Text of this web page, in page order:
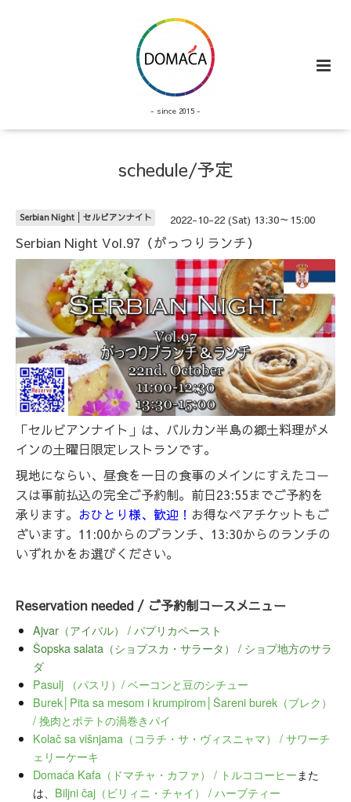
- since 2015 -
schedule/予定
Serbian Night│セルビアンナイト 2022-10-22 (Sat) 13:30～15:00
Serbian Night Vol.97（がっつりランチ）
「セルビアンナイト」は、バルカン半島の郷土料理がメ
インの土曜日限定レストランです。
現地にならい、昼食を一日の食事のメインにすえたコー
スは事前払込の完全ご予約制。前日23:55までご予約を
承ります。 おひとり様、歓迎！ お得なペアチケットもご
ざいます。11:00からのブランチ、13:30からのランチの
いずれかをお選びください。
Reservation needed / ご予約制コースメニュー
Ajvar（アイバル） / パプリカペースト
Šopska salata（ショプスカ・サラータ） / ショプ地方のサラ
ダ
Pasulj （パスリ）/ ベーコンと豆のシチュー
Burek│Pita sa mesom i krumpirom│Šareni burek（ブレク）
/ 挽肉とポテトの渦巻きパイ
Kolač sa višnjama（コラチ・サ・ヴィスニャマ） / サワーチ
ェリーケーキ
Domaća Kafa（ドマチャ・カファ） / トルココーヒーまた
は、 Biljni čaj（ビリィニ・チャイ） / ハーブティー